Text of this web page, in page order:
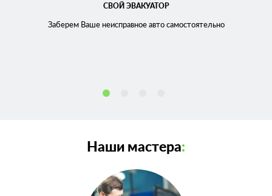
СВОЙ ЭВАКУАТОР
Заберем Ваше неисправноеавто самостоятельно
Наши мастера: